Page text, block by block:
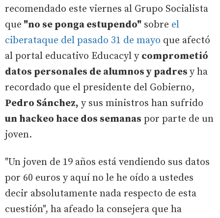
recomendado este viernes al Grupo Socialista
que "no se ponga estupendo" sobre el
ciberataque del pasado 31 de mayo que afectó
al portal educativo Educacyl y comprometió
datos personales de alumnos y padres y ha
recordado que el presidente del Gobierno,
Pedro Sánchez, y sus ministros han sufrido
un hackeo hace dos semanas por parte de un
joven.
"Un joven de 19 años está vendiendo sus datos
por 60 euros y aquí no le he oído a ustedes
decir absolutamente nada respecto de esta
cuestión", ha afeado la consejera que ha